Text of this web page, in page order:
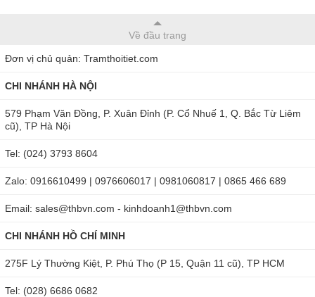
Về đầu trang
Đơn vị chủ quản: Tramthoitiet.com
CHI NHÁNH HÀ NỘI
579 Phạm Văn Đồng, P. Xuân Đỉnh (P. Cổ Nhuế 1, Q. Bắc Từ Liêm
cũ), TP Hà Nội
Tel: (024) 3793 8604
Zalo: 0916610499 | 0976606017 | 0981060817 | 0865 466 689
Email: sales@thbvn.com - kinhdoanh1@thbvn.com
CHI NHÁNH HỒ CHÍ MINH
275F Lý Thường Kiệt, P. Phú Thọ (P 15, Quận 11 cũ), TP HCM
Tel: (028) 6686 0682